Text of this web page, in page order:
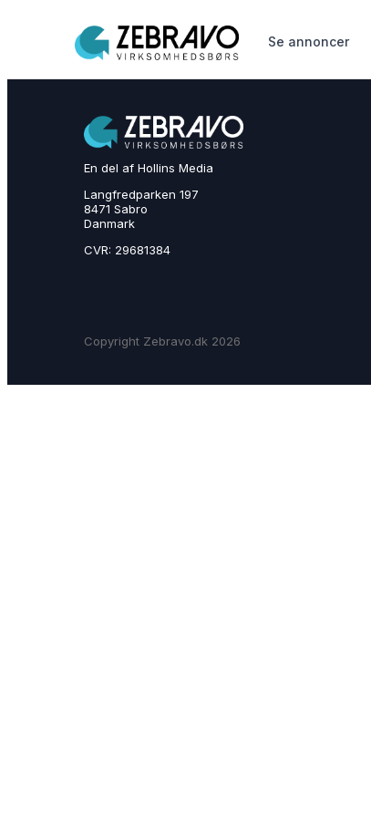
Se annoncer
En del af Hollins Media
Langfredparken 197
8471 Sabro
Danmark
CVR: 29681384
Copyright Zebravo.dk 2026